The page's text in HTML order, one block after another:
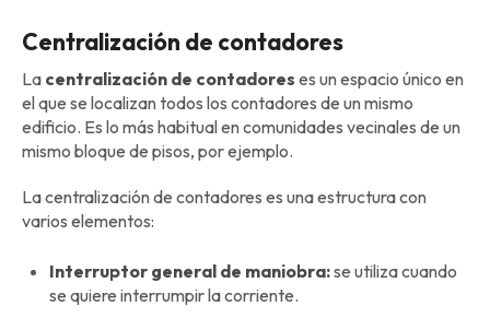
Centralización de contadores
La centralización de contadores es un espacio único en
el que se localizan todos los contadores de un mismo
edificio. Es lo más habitual en comunidades vecinales de un
mismo bloque de pisos, por ejemplo.
La centralización de contadores es una estructura con
varios elementos:
Interruptor general de maniobra:se utiliza cuando
se quiere interrumpir la corriente.